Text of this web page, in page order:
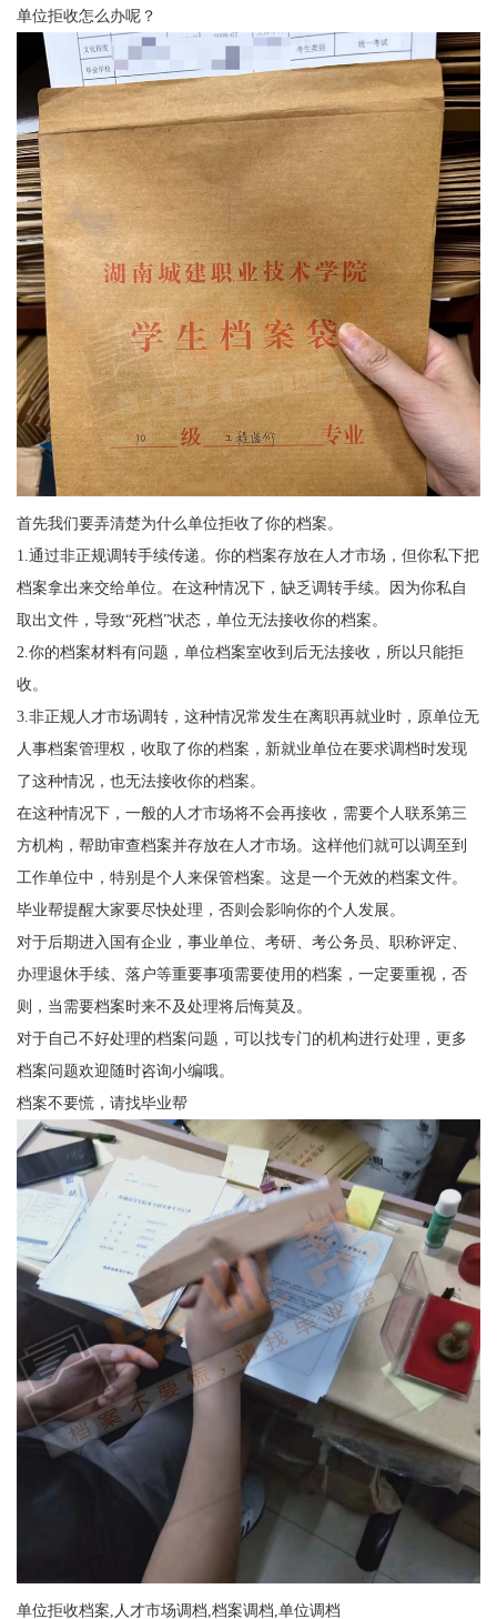
单位拒收怎么办呢？
首先我们要弄清楚为什么单位拒收了你的档案。
1.通过非正规调转手续传递。你的档案存放在人才市场，但你私下把
档案拿出来交给单位。在这种情况下，缺乏调转手续。因为你私自
取出文件，导致“死档”状态，单位无法接收你的档案。
2.你的档案材料有问题，单位档案室收到后无法接收，所以只能拒
收。
3.非正规人才市场调转，这种情况常发生在离职再就业时，原单位无
人事档案管理权，收取了你的档案，新就业单位在要求调档时发现
了这种情况，也无法接收你的档案。
在这种情况下，一般的人才市场将不会再接收，需要个人联系第三
方机构，帮助审查档案并存放在人才市场。这样他们就可以调至到
工作单位中，特别是个人来保管档案。这是一个无效的档案文件。
毕业帮提醒大家要尽快处理，否则会影响你的个人发展。
对于后期进入 国有企业 ，事业单位、考研、考公务员、职称评定、
办理退休手续、落户等重要事项需要使用的档案，一定要重视，否
则，当需要档案时来不及处理将后悔莫及。
对于自己不好处理的档案问题，可以找专门的机构进行处理，更多
档案问题欢迎随时咨询小编哦。
档案不要慌，请找毕业帮
单位拒收档案,人才市场调档,档案调档,单位调档